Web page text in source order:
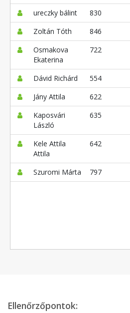
ureczky bálint 830
Zoltán Tóth
846
Osmakova
Ekaterina
722
Dávid Richárd 554
Jány Attila
622
Kaposvári
László
635
Kele Attila
Attila
642
Szuromi Márta 797
Ellenőrzőpontok: